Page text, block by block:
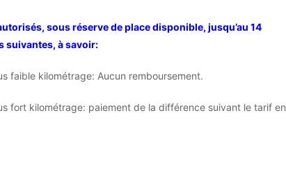
sous réserve de place disponible, jusqu’au 14
suivantes, à savoir:
faible kilométrage: Aucun remboursement.
fort kilométrage: paiement de la différence suivant le tarif en